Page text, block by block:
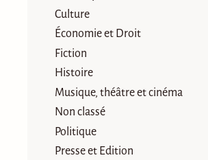
Culture
Économie et Droit
Fiction
Histoire
Musique, théâtre et cinéma
Non classé
Politique
Presse et Edition